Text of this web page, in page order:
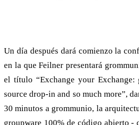
Un día después dará comienzo la
en la que Feilner presentará
el título “Exchange your Exchange:
source drop-in and so much more”,
30 minutos a grommunio, la
groupware 100% de código abierto -